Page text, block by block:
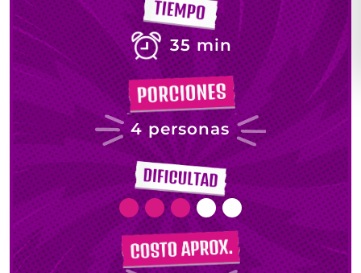
35 min
4 personas